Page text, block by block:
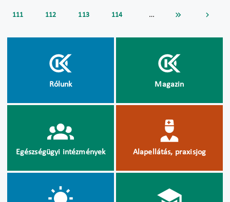
111 112 113 114 …
Rólunk Magazin
Egészségügyi intézmények Alapellátás, praxisjog